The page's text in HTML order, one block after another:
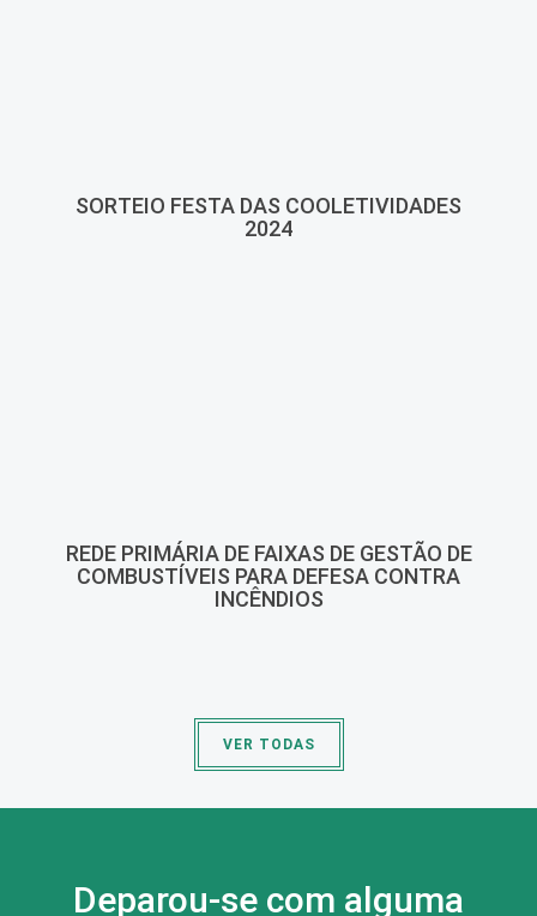
SORTEIO FESTA DAS COOLETIVIDADES
2024
REDE PRIMÁRIA DE FAIXAS DE GESTÃO DE
COMBUSTÍVEIS PARA DEFESA CONTRA
INCÊNDIOS
VER TODAS
Deparou-se com alguma